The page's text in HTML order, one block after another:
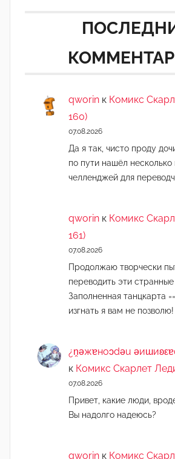
qworin к Комикс
160)
07.08.2026
Да я так, чисто проду
по пути нашёл несколько
челленджей для
qworin к Комикс
161)
07.08.2026
Продолжаю творчески
переводить эти странные
Заполненная танцкарта
изгнать я вам не
¿n̯ǝжɐноɔdǝu
к Комикс Скарлет
07.08.2026
Привет, какие люди,
Вы надолго надеюсь?
qworin к Комикс